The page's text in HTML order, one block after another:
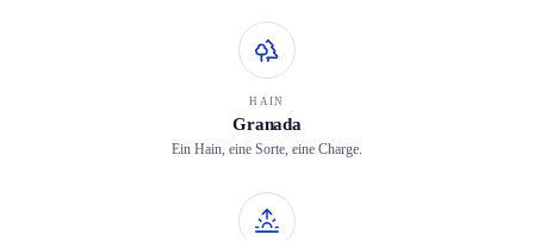
HAIN
Granada
Ein Hain, eine Sorte, eine Charge.